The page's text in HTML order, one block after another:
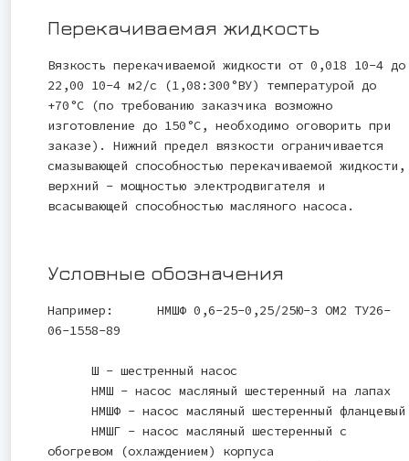
Перекачиваемая жидкость
Вязкость перекачиваемой жидкости от 0,018 10-4 до
22,00 10-4 м2/с (1,08:300°ВУ) температурой до
+70°С (по требованию заказчика возможно
изготовление до 150°С, необходимо оговорить при
заказе). Нижний предел вязкости ограничивается
смазывающей способностью перекачиваемой жидкости,
верхний - мощностью электродвигателя и
всасывающей способностью масляного насоса.
Условные обозначения
Например: НМШФ 0,6-25-0,25/25Ю-3 ОМ2 ТУ26-
06-1558-89
Ш - шестренный насос
НМШ - насос масляный шестеренный на лапах
НМШФ - насос масляный шестеренный фланцевый
НМШГ - насос масляный шестеренный с
обогревом (охлаждением) корпуса